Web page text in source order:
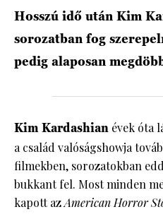
Hosszú idő után Kim
sorozatban fog
pedig alaposan
Kim Kardashian évek óta
a család valóságshowja
filmekben, sorozatokban
bukkant fel. Most minden
kapott azAmerican Horror